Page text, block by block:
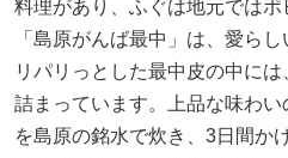
料理があり、ふぐは地元ではポ
「島原がんば最中」は、愛ら
リパリっとした最中皮の中に
詰まっています。上品な味わ
を島原の銘水で炊き、3日間か